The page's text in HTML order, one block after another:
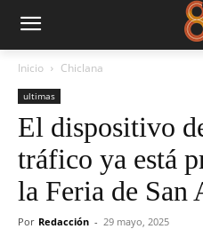
Inicio Chiclana
ultimas
El dispositivo
tráfico ya está
la Feria de San
Por Redacción - 29 mayo, 2025